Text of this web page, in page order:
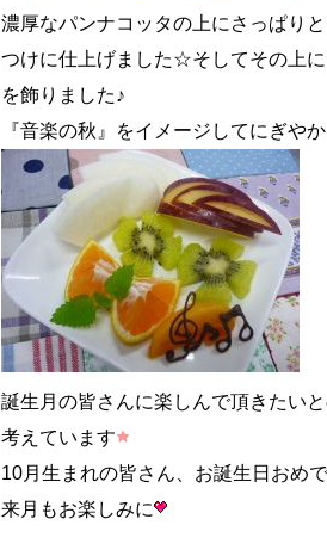
濃厚なパンナコッタの上にさっぱり
つけに仕上げました☆そしてその上
を飾りました♪
『音楽の秋』をイメージしてにぎや
誕生月の皆さんに楽しんで頂きたい
考えています
10月生まれの皆さん、お誕生日おめ
来月もお楽しみに